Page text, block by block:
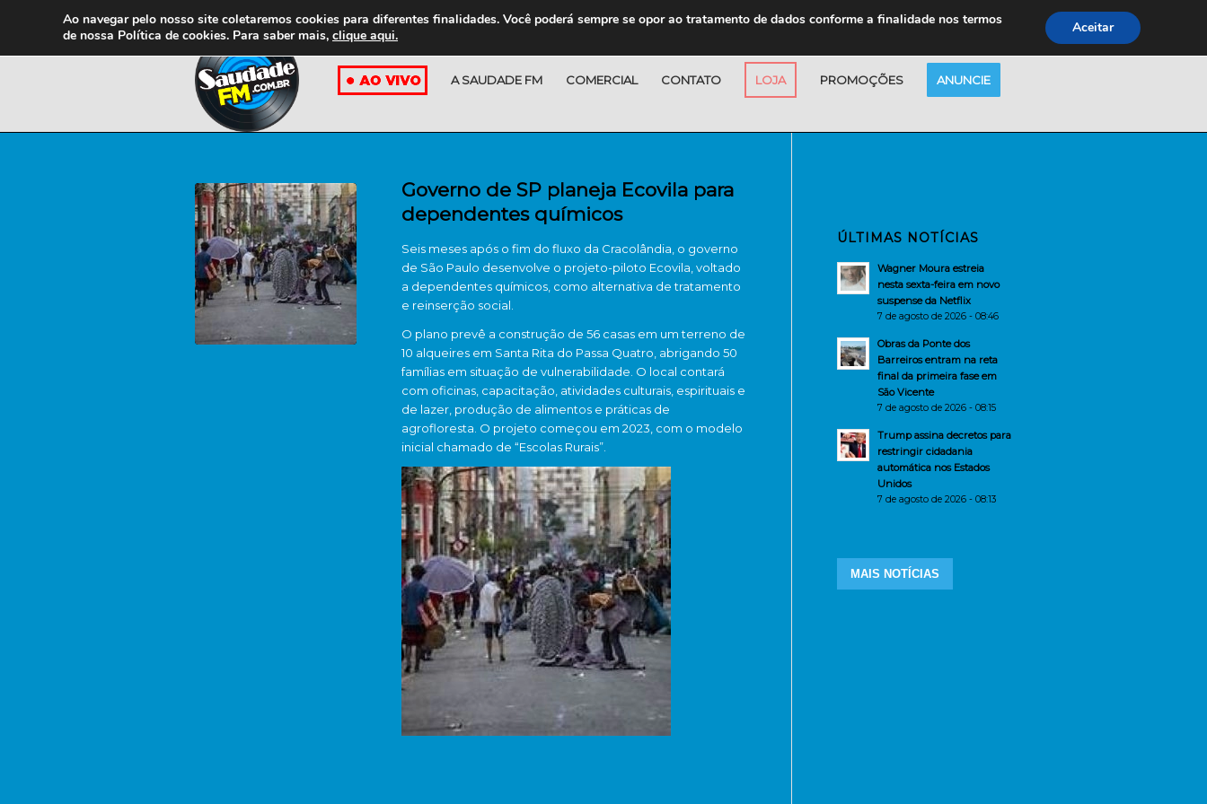
A SAUDADE FM COMERCIAL CONTATO LOJA PROMOÇÕES ANUNCIE
Governo de SP planeja Ecovila para
dependentes químicos
Seis meses após o fim do fluxo da Cracolândia, o governo
de São Paulo desenvolve o projeto-piloto Ecovila, voltado
a dependentes químicos, como alternativa de tratamento
e reinserção social.
O plano prevê a construção de 56 casas em um terreno de
10 alqueires em Santa Rita do Passa Quatro, abrigando 50
famílias em situação de vulnerabilidade. O local contará
com oficinas, capacitação, atividades culturais, espirituais e
de lazer, produção de alimentos e práticas de
agrofloresta. O projeto começou em 2023, com o modelo
inicial chamado de “Escolas Rurais”.
ÚLTIMAS NOTÍCIAS
Wagner Moura estreia
nesta sexta-feira em novo
suspense da Netflix
7 de agosto de 2026 - 08:46
Obras da Ponte dos
Barreiros entram na reta
final da primeira fase em
São Vicente
7 de agosto de 2026 - 08:15
Trump assina decretos para
restringir cidadania
automática nos Estados
Unidos
7 de agosto de 2026 - 08:13
MAIS NOTÍCIAS
Ao navegar pelo nosso site coletaremos cookies para diferentes finalidades. Você poderá sempre se opor ao tratamento de dados conforme a finalidade nos termos
de nossa Política de cookies. Para saber mais, clique aqui. Aceitar